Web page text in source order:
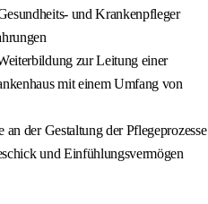
und Krankenpfleger
zur Leitung einer
mit einem Umfang von
der Gestaltung der Pflegeprozesse
und Einfühlungsvermögen